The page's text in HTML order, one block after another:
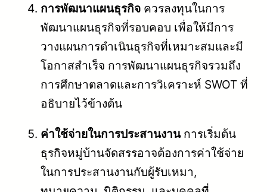
การพัฒนาแผนธุรกิจ ควรลงทุนในการ
พัฒนาแผนธุรกิจที่รอบคอบ เพื่อให้มีการ
วางแผนการดำเนินธุรกิจที่เหมาะสมและมี
โอกาสสำเร็จ การพัฒนาแผนธุรกิจรวมถึง
การศึกษาตลาดและการวิเคราะห์ SWOT ที่
อธิบายไว้ข้างต้น
ค่าใช้จ่ายในการประสานงานการเริ่มต้น
ธุรกิจหมู่บ้านจัดสรรอาจต้องการค่าใช้จ่าย
ในการประสานงานกับผู้รับเหมา,